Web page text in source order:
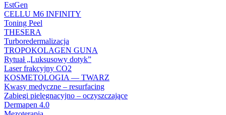
EstGen
CELLU M6 INFINITY
Toning Peel
THESERA
Turboredermalizacja
TROPOKOLAGEN GUNA
Rytuał „Luksusowy dotyk”
Laser frakcyjny CO2
KOSMETOLOGIA — TWARZ
Kwasy medyczne – resurfacing
Zabiegi pielęgnacyjno – oczyszczające
Dermapen 4.0